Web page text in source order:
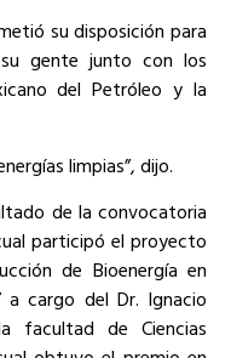
su disposición para
gente junto con los
del Petróleo y la
limpias”, dijo.
de la convocatoria
participó el proyecto
de Bioenergía en
a cargo del Dr. Ignacio
facultad de Ciencias